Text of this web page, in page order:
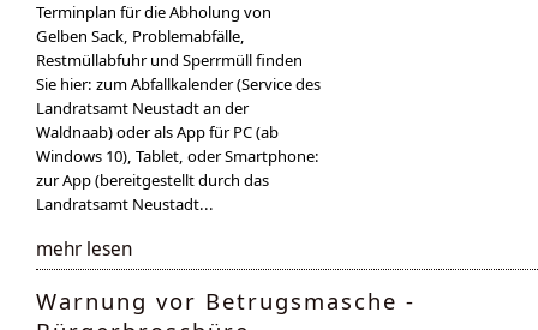
Terminplan für die Abholung von
Gelben Sack, Problemabfälle,
Restmüllabfuhr und Sperrmüll finden
Sie hier: zum Abfallkalender (Service des
Landratsamt Neustadt an der
Waldnaab) oder als App für PC (ab
Windows 10), Tablet, oder Smartphone:
zur App (bereitgestellt durch das
Landratsamt Neustadt...
mehr lesen
Warnung vor Betrugsmasche -